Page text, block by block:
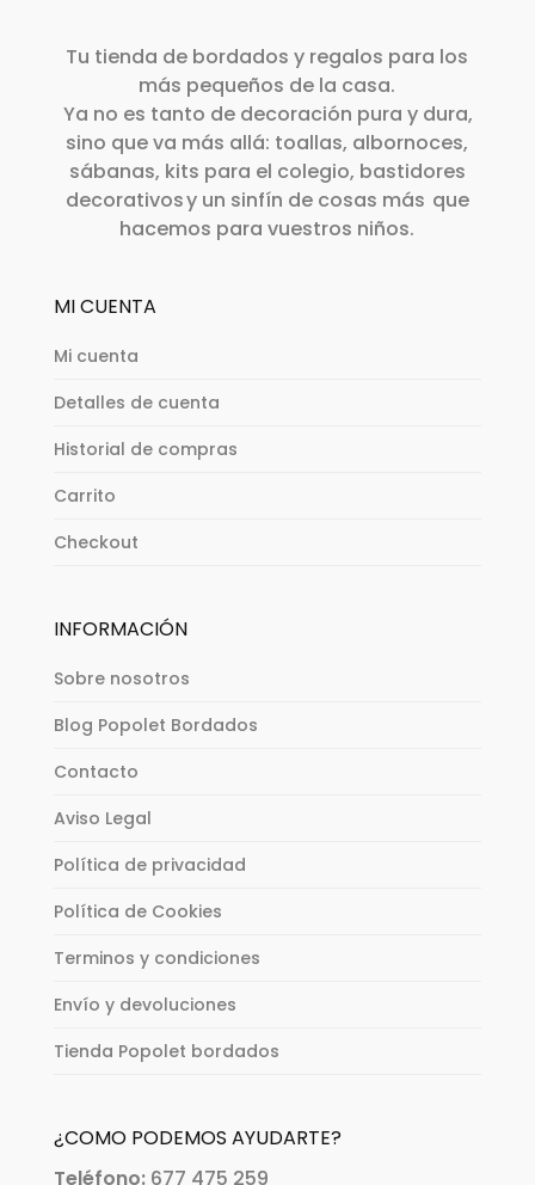
Tu tienda de bordados y regalos para los
más pequeños de la casa.
Ya no es tanto de decoración pura y dura,
sino que va más allá: toallas, albornoces,
sábanas, kits para el colegio, bastidores
decorativos y un sinfín de cosas más que
hacemos para vuestros niños.
MI CUENTA
Mi cuenta
Detalles de cuenta
Historial de compras
Carrito
Checkout
INFORMACIÓN
Sobre nosotros
Blog Popolet Bordados
Contacto
Aviso Legal
Política de privacidad
Política de Cookies
Terminos y condiciones
Envío y devoluciones
Tienda Popolet bordados
¿COMO PODEMOS AYUDARTE?
Teléfono:677 475 259